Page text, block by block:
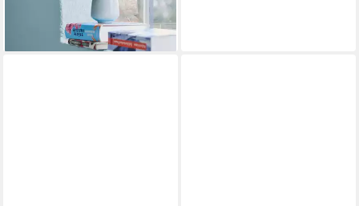
lieferbar - in 4-5 Werktagen bei dir